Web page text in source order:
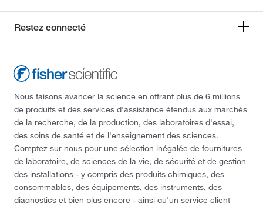
Restez connecté
Nous faisons avancer la science en offrant plus de 6 millions
de produits et des services d'assistance étendus aux marchés
de la recherche, de la production, des laboratoires d'essai,
des soins de santé et de l'enseignement des sciences.
Comptez sur nous pour une sélection inégalée de fournitures
de laboratoire, de sciences de la vie, de sécurité et de gestion
des installations - y compris des produits chimiques, des
consommables, des équipements, des instruments, des
diagnostics et bien plus encore - ainsi qu'un service client